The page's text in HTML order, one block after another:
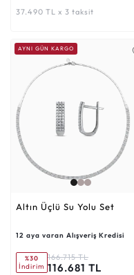
37.490 TL x 3 taksit
AYNI GÜN KARGO
Altın Üçlü Su Yolu Set
12 aya varan Alışveriş Kredisi
%30
İndirim
166.715 TL
116.681 TL